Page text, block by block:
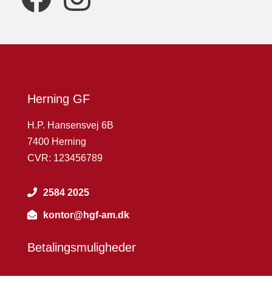
Herning GF
H.P. Hansensvej 6B
7400 Herning
CVR: 123456789
2584 2025
kontor@hgf-am.dk
Betalingsmuligheder